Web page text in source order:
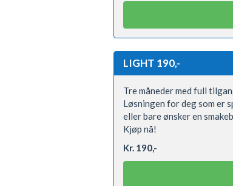
LIGHT 190,-
Tre måneder med full
Løsningen for deg som er
eller bare ønsker en
Kjøp nå!
Kr. 190,-